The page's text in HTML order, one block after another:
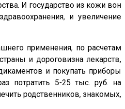
И государство из кожи вон
и увеличение
применения, по расчетам
и дороговизна лекарств,
и покупать приборы
потратить 5-25 тыс. руб. на
родственников, знакомых,